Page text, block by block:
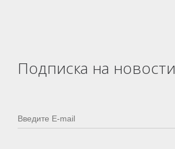
Подписка на новости